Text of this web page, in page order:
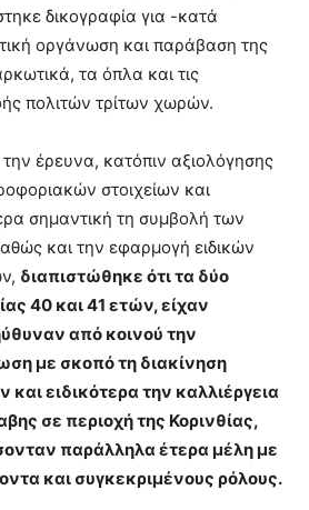
δικογραφία για -κατά
οργάνωση και παράβαση της
τα όπλα και τις
πολιτών τρίτων χωρών.
έρευνα, κατόπιν αξιολόγησης
στοιχείων και
σημαντική τη συμβολή των
και την εφαρμογή ειδικών
διαπιστώθηκε ότι τα δύο
40 και 41 ετών, είχαν
από κοινού την
με σκοπό τη διακίνηση
ειδικότερα την καλλιέργεια
σε περιοχή της Κορινθίας,
παράλληλα έτερα μέλη με
και συγκεκριμένους ρόλους.